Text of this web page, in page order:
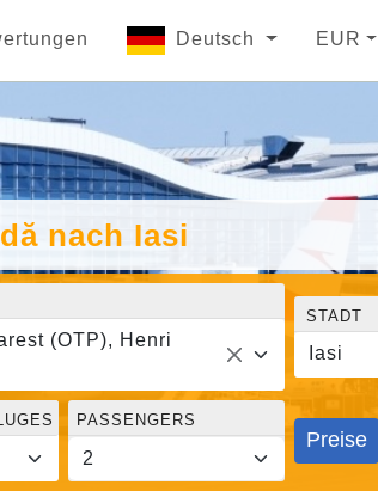
Deutsch EUR
nach Iasi
(OTP), Henri
STADT
Iasi
PASSENGERS
Preise